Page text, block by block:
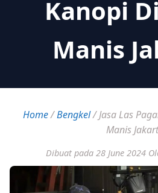
Kanopi
Manis
Home/Bengkel/Jasa Las
Manis
Dibuat pada 28 June 2024